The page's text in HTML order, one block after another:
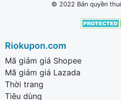
© 2022 Bản quyền
Riokupon.com
Mã giảm giá Shopee
Mã giảm giá Lazada
Thời trang
Tiêu dùng